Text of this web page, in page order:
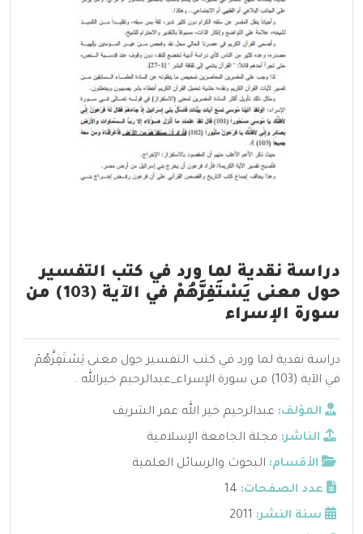
دراسة نقدية لما ورد في كتب التفسير
حول معنى يَسْتَفِزَّهُمْ في الآية (103) من
سورة الإسراء
دراسة نقدية لما ورد في كتب التفسير حول معنى يَسْتَفِزَّهُمْ
في الآية (103) من سورة الإسراء_عبدالرحبم خيرالله .
المؤلف: عبدالرحيم خير الله عمر الشريف
الناشر: مجلة الجامعة الإسلامية
الأقسام: البحوث والرسائل العلمية
عدد الصفحات: 14
سنة النشر: 2011